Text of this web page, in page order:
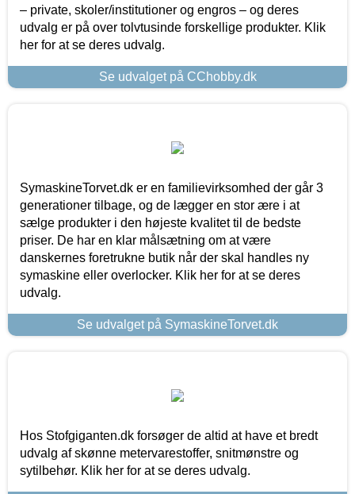
– private, skoler/institutioner og engros – og deres
udvalg er på over tolvtusinde forskellige produkter. Klik
her for at se deres udvalg.
Se udvalget på CChobby.dk
SymaskineTorvet.dk er en familievirksomhed der går 3
generationer tilbage, og de lægger en stor ære i at
sælge produkter i den højeste kvalitet til de bedste
priser. De har en klar målsætning om at være
danskernes foretrukne butik når der skal handles ny
symaskine eller overlocker. Klik her for at se deres
udvalg.
Se udvalget på SymaskineTorvet.dk
Hos Stofgiganten.dk forsøger de altid at have et bredt
udvalg af skønne metervarestoffer, snitmønstre og
sytilbehør. Klik her for at se deres udvalg.